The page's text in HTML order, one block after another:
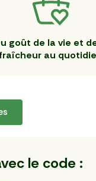
goût de la vie et
fraîcheur au
le code :